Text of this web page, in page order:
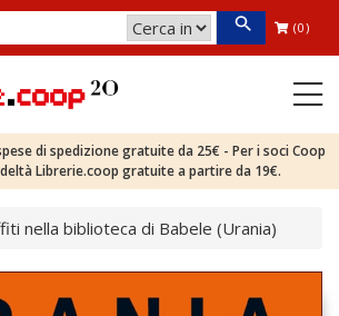
(0)
di spedizione gratuite da 25€ - Per i soci Coop
Librerie.coop gratuite a partire da 19€.
nella biblioteca di Babele (Urania)